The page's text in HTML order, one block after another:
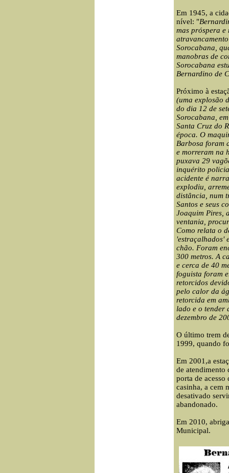
Em 1945, a
nível: "
mas próspera e
Sorocabana,
manobras de
Sorocabana
Bernardino de
Próximo à
(uma explosão
do dia 12 de
Sorocabana,
Santa Cruz do
época. O
Barbosa foram
e morreram na
puxava 29
inquérito
acidente é
explodiu,
distância, num
Santos e seus
Joaquim Pires,
ventania,
Como relata o
'estraçalhados'
chão. Foram
300 metros. A
e cerca de 40
foguista foram
retorcidos
pelo calor da
retorcida em
lado e o tender
dezembro de
O último trem
1999, quando
Em 2001,a
de atendimento
porta de
casinha, a cem
desativado
abandonado.
Em 2010,
Municipal.